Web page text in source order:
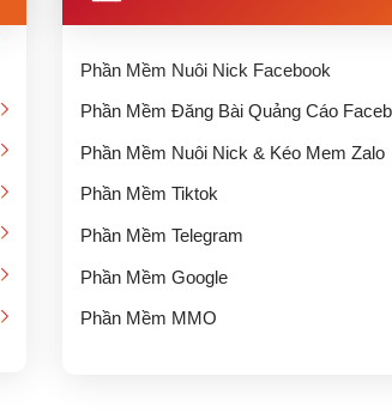
Phần Mềm Nuôi Nick Facebook
Phần Mềm Đăng Bài Quảng Cáo
Phần Mềm Nuôi Nick & Kéo Mem Zalo
Phần Mềm Tiktok
Phần Mềm Telegram
Phần Mềm Google
Phần Mềm MMO